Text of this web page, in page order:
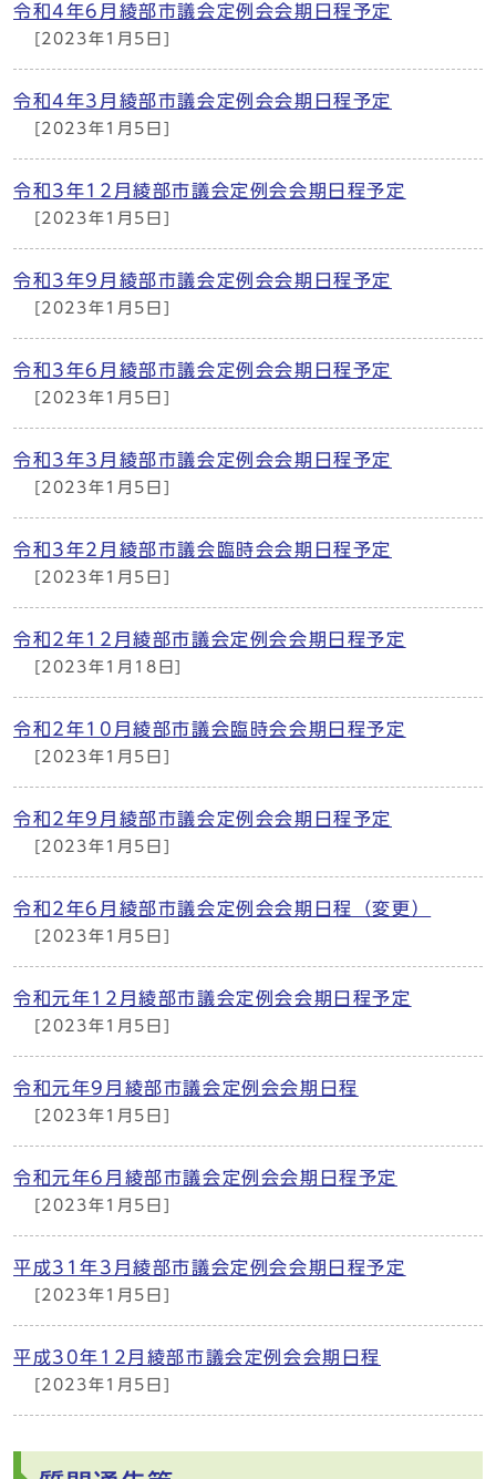
令和4年6月綾部市議会定例会会期日程予定
[2023年1月5日]
令和4年3月綾部市議会定例会会期日程予定
[2023年1月5日]
令和3年12月綾部市議会定例会会期日程予定
[2023年1月5日]
令和3年9月綾部市議会定例会会期日程予定
[2023年1月5日]
令和3年6月綾部市議会定例会会期日程予定
[2023年1月5日]
令和3年3月綾部市議会定例会会期日程予定
[2023年1月5日]
令和3年2月綾部市議会臨時会会期日程予定
[2023年1月5日]
令和2年12月綾部市議会定例会会期日程予定
[2023年1月18日]
令和2年10月綾部市議会臨時会会期日程予定
[2023年1月5日]
令和2年9月綾部市議会定例会会期日程予定
[2023年1月5日]
令和2年6月綾部市議会定例会会期日程（変更）
[2023年1月5日]
令和元年12月綾部市議会定例会会期日程予定
[2023年1月5日]
令和元年9月綾部市議会定例会会期日程
[2023年1月5日]
令和元年6月綾部市議会定例会会期日程予定
[2023年1月5日]
平成31年3月綾部市議会定例会会期日程予定
[2023年1月5日]
平成30年12月綾部市議会定例会会期日程
[2023年1月5日]